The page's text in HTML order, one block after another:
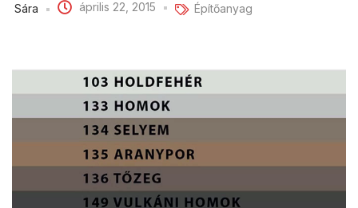
Sára április 22, 2015 Építőanyag